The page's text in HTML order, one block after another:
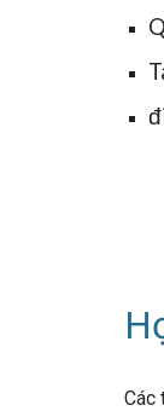
Các